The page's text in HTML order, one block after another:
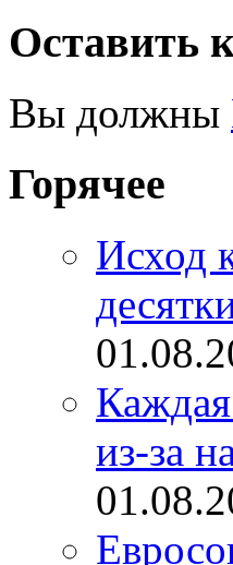
Оставить
Вы должны
Горячее
Исход
из-за